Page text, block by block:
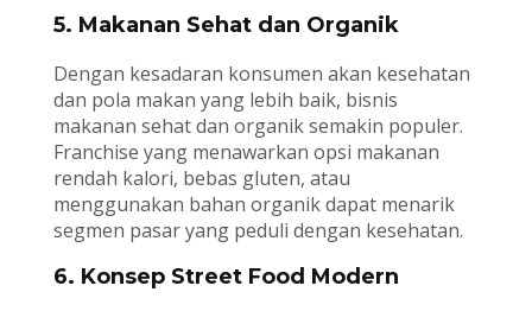
5. Makanan Sehat dan Organik
Dengan kesadaran konsumen akan kesehatan
dan pola makan yang lebih baik, bisnis
makanan sehat dan organik semakin populer.
Franchise yang menawarkan opsi makanan
rendah kalori, bebas gluten, atau
menggunakan bahan organik dapat menarik
segmen pasar yang peduli dengan kesehatan.
6. Konsep Street Food Modern